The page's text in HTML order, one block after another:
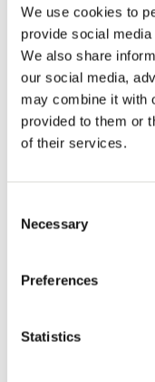
We use cookies to
provide social
We also share
our social media,
may combine it with
provided to them or
of their services.
Selection
Necessary
Preferences
Statistics
empfängt Gäste
während Bart
auszeichnet.
mit einer
Tom Vinke vom
Ein